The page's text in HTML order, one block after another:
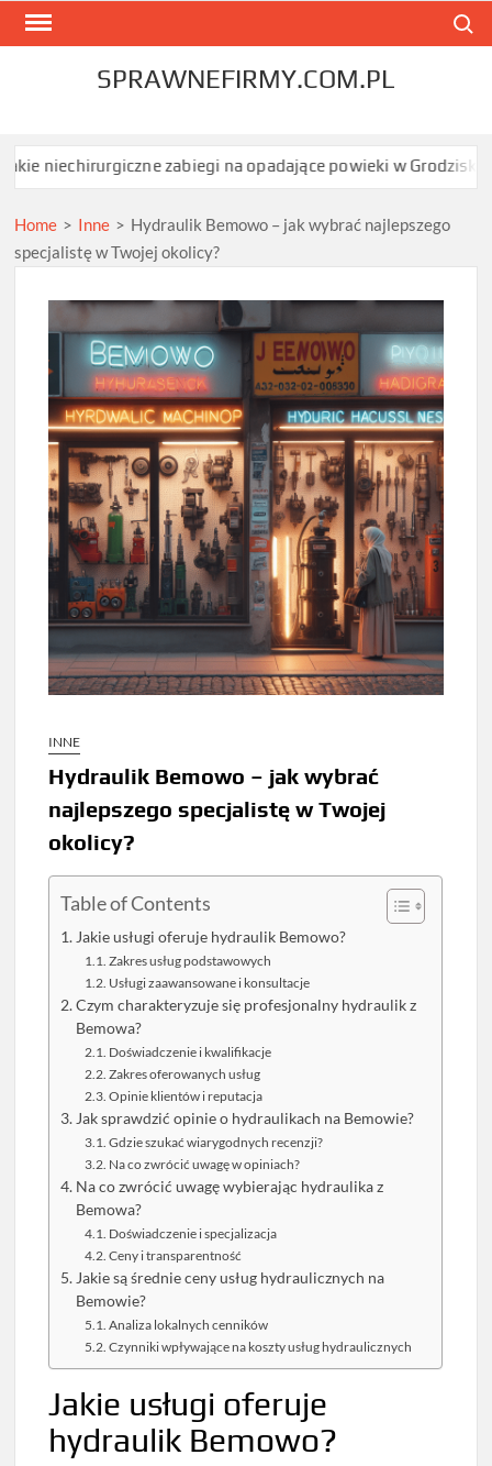
Skip
SPRAWNEFIRMY.COM.PL
zabiegi na opadające powieki w Grodzisku
Home > Inne > Hydraulik Bemowo – jak wybrać najlepszego
specjalistę w Twojej okolicy?
INNE
Hydraulik Bemowo – jak wybrać
najlepszego specjalistę w Twojej
okolicy?
Table of Contents
Jakie usługi oferuje hydraulik Bemowo?
Zakres usług podstawowych
Usługi zaawansowane i konsultacje
Czym charakteryzuje się profesjonalny hydraulik z
Bemowa?
Doświadczenie i kwalifikacje
Zakres oferowanych usług
Opinie klientów i reputacja
Jak sprawdzić opinie o hydraulikach na Bemowie?
Gdzie szukać wiarygodnych recenzji?
Na co zwrócić uwagę w opiniach?
Na co zwrócić uwagę wybierając hydraulika z
Bemowa?
Doświadczenie i specjalizacja
Ceny i transparentność
Jakie są średnie ceny usług hydraulicznych na
Bemowie?
Analiza lokalnych cenników
Czynniki wpływające na koszty usług hydraulicznych
Jakie usługi oferuje
hydraulik Bemowo?